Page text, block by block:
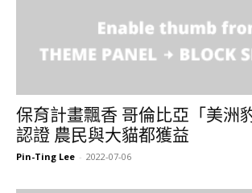
保育計畫飄香 哥倫比亞「美洲
認證 農民與大貓都獲益
Pin-Ting Lee - 2022-07-06